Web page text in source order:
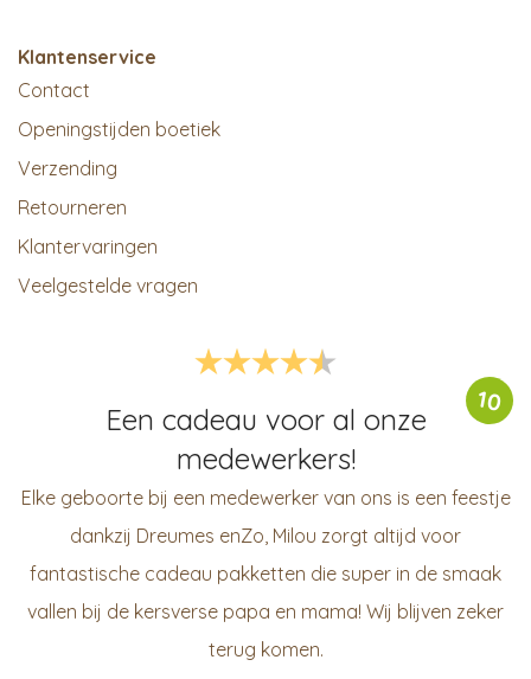
Klantenservice
Contact
Openingstijden boetiek
Verzending
Retourneren
Klantervaringen
Veelgestelde vragen
10
Een cadeau voor al onze
medewerkers!
Elke geboorte bij een medewerker van ons is een feestje
dankzij Dreumes enZo, Milou zorgt altijd voor
fantastische cadeau pakketten die super in de smaak
vallen bij de kersverse papa en mama! Wij blijven zeker
terug komen.